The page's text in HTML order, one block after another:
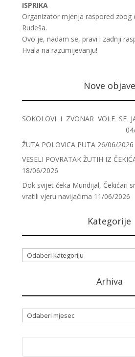
ISPRIKA
Organizator mjenja raspored zbog
Rudeša.
Ovo je, nadam se, pravi i zadnji
Hvala na razumijevanju!
Nove objave
SOKOLOVI I ZVONAR VOLE SE
ŽUTA POLOVICA PUTA 26/06/2026
VESELI POVRATAK ŽUTIH IZ
18/06/2026
Dok svijet čeka Mundijal, Čekićari
vratili vjeru navijačima 11/06/2026
Kategorije
Kategorije
Arhiva
Arhiva